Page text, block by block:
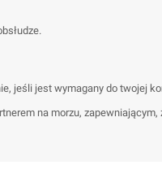
jeśli jest wymagany do twojej
na morzu,